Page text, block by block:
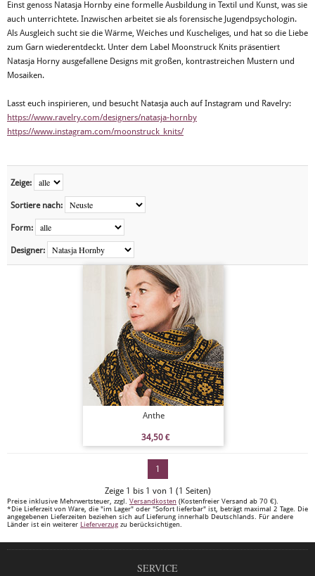
Einst genoss Natasja Hornby eine formelle Ausbildung in Textil und Kunst, was sie
auch unterrichtete. Inzwischen arbeitet sie als forensische Jugendpsychologin.
Als Ausgleich sucht sie die Wärme, Weiches und Kuscheliges, und hat so die Liebe
zum Garn wiederentdeckt. Unter dem Label Moonstruck Knits präsentiert
Natasja Horny ausgefallene Designs mit großen, kontrastreichen Mustern und
Mosaiken.
Lasst euch inspirieren, und besucht Natasja auch auf Instagram und Ravelry:
https://www.ravelry.com/designers/natasja-hornby
https://www.instagram.com/moonstruck_knits/
Zeige:
Sortiere nach:
Form:
Designer:
Anthe
34,50 €
1
Zeige 1 bis 1 von 1 (1 Seiten)
Preise inklusive Mehrwertsteuer, zzgl. Versandkosten (Kostenfreier Versand ab 70 €).
*Die Lieferzeit von Ware, die "im Lager" oder "Sofort lieferbar" ist, beträgt maximal 2 Tage. Die
angegebenen Lieferzeiten beziehen sich auf Lieferung innerhalb Deutschlands. Für andere
Länder ist ein weiterer Lieferverzug zu berücksichtigen.
SERVICE